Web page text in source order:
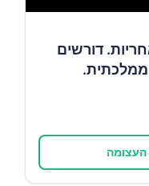
אחריות. דורשים